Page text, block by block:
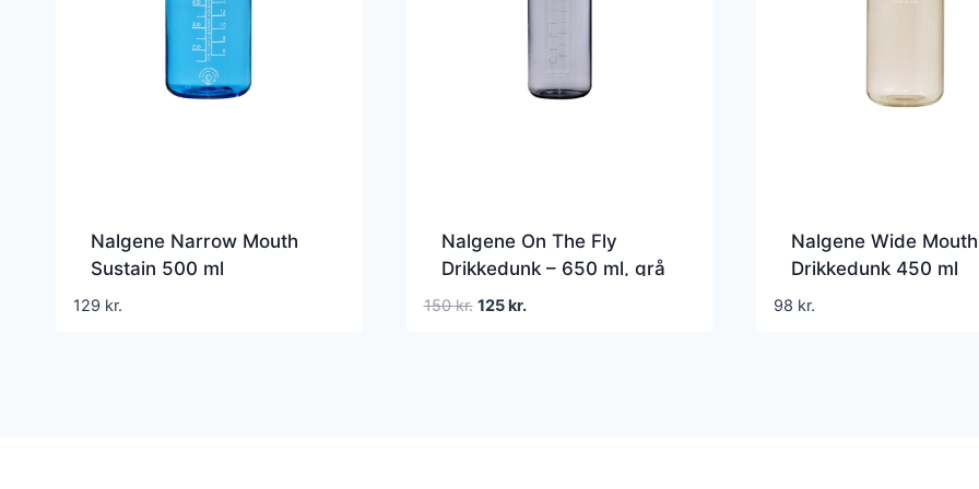
Nalgene Narrow Mouth
Sustain 500 ml
Drikkedunk
129 kr.
Nalgene On The Fly
Drikkedunk – 650 ml, grå
150kr. Den
125kr.Den
Nalgene Wide Mouth
Drikkedunk 450 ml
98 kr.